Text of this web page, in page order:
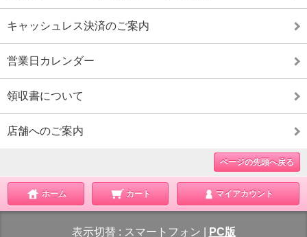
キャッシュレス決済のご案内
営業日カレンダー
領収書について
店舗へのご案内
ページの先頭へ戻る
ホーム カート マイアカウント
表示切替 : スマートフォン PC版